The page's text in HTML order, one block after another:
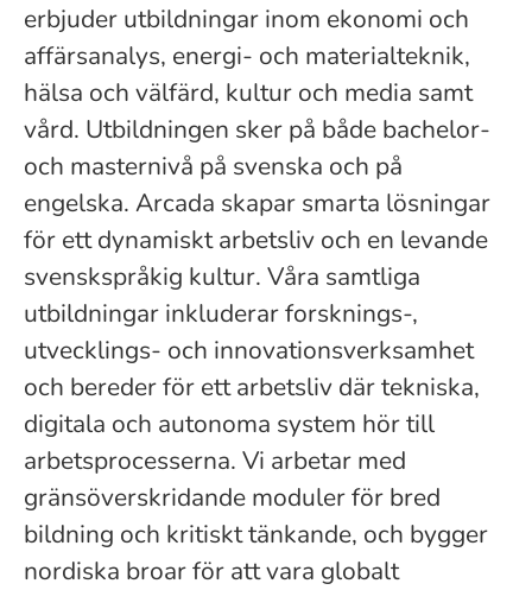
erbjuder utbildningar inom ekonomi och
affärsanalys, energi- och materialteknik,
hälsa och välfärd, kultur och media samt
vård. Utbildningen sker på både bachelor-
och masternivå på svenska och på
engelska. Arcada skapar smarta lösningar
för ett dynamiskt arbetsliv och en levande
svenskspråkig kultur. Våra samtliga
utbildningar inkluderar forsknings-,
utvecklings- och innovationsverksamhet
och bereder för ett arbetsliv där tekniska,
digitala och autonoma system hör till
arbetsprocesserna. Vi arbetar med
gränsöverskridande moduler för bred
bildning och kritiskt tänkande, och bygger
nordiska broar för att vara globalt